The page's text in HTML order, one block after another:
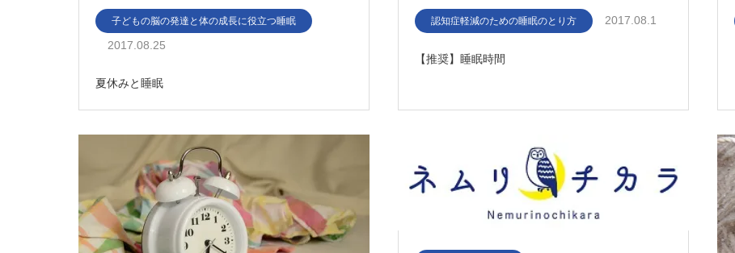
子どもの脳の発達と体の成長に役立つ睡眠
2017.08.25
夏休みと睡眠
認知症軽減のための睡眠のとり方 2017.08.1
【推奨】睡眠時間